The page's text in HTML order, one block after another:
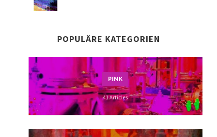
POPULÄRE KATEGORIEN
PINK
41 Articles